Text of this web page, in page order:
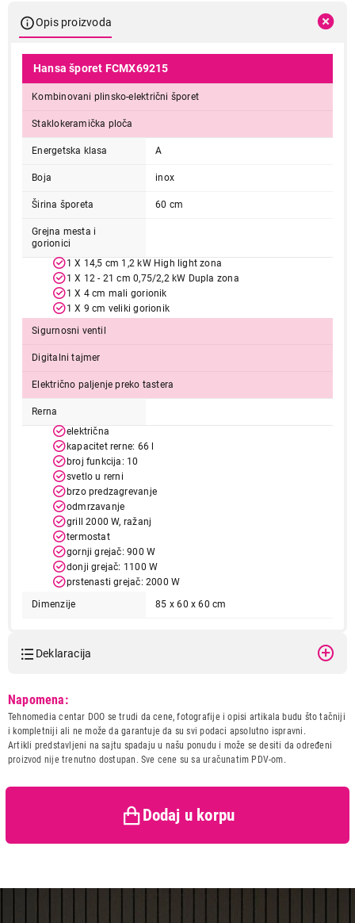
Opis proizvoda
Hansa šporet FCMX69215
Kombinovani plinsko-električni šporet
Staklokeramička ploča
Energetska klasa A
Boja inox
Širina šporeta 60 cm
Grejna mesta i
gorionici
1 X 14,5 cm 1,2 kW High light zona
1 X 12 - 21 cm 0,75/2,2 kW Dupla zona
1 X 4 cm mali gorionik
1 X 9 cm veliki gorionik
Sigurnosni ventil
Digitalni tajmer
Električno paljenje preko tastera
Rerna
električna
kapacitet rerne: 66 l
broj funkcija: 10
svetlo u rerni
brzo predzagrevanje
odmrzavanje
grill 2000 W, ražanj
termostat
gornji grejač: 900 W
donji grejač: 1100 W
prstenasti grejač: 2000 W
Dimenzije
85 x 60 x 60 cm
Deklaracija
Naziv i vrsta robe:
SPORET
Uvoznik:
220B
Zemlja porekla:
Poljska
kupaca po osnovu zakona o
Napomena:
Tehnomedia centar DOO se trudi da cene, fotografije i opisi artikala budu što tačniji
i kompletniji ali ne može da garantuje da su svi podaci apsolutno ispravni.
Artikli predstavljeni na sajtu spadaju u našu ponudu i može se desiti da određeni
proizvod nije trenutno dostupan. Sve cene su sa uračunatim PDV-om.
Dodaj u korpu
ŠPORETI
HANSA FCMX69215
Proizvod je dodat u korpu.
Završi kupovinu